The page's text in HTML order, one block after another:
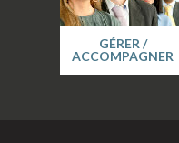
GÉRER /
ACCOMPAGNER